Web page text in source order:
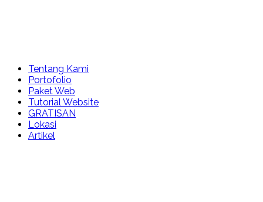
Tentang Kami
Portofolio
Paket Web
Tutorial Website
GRATISAN
Lokasi
Artikel